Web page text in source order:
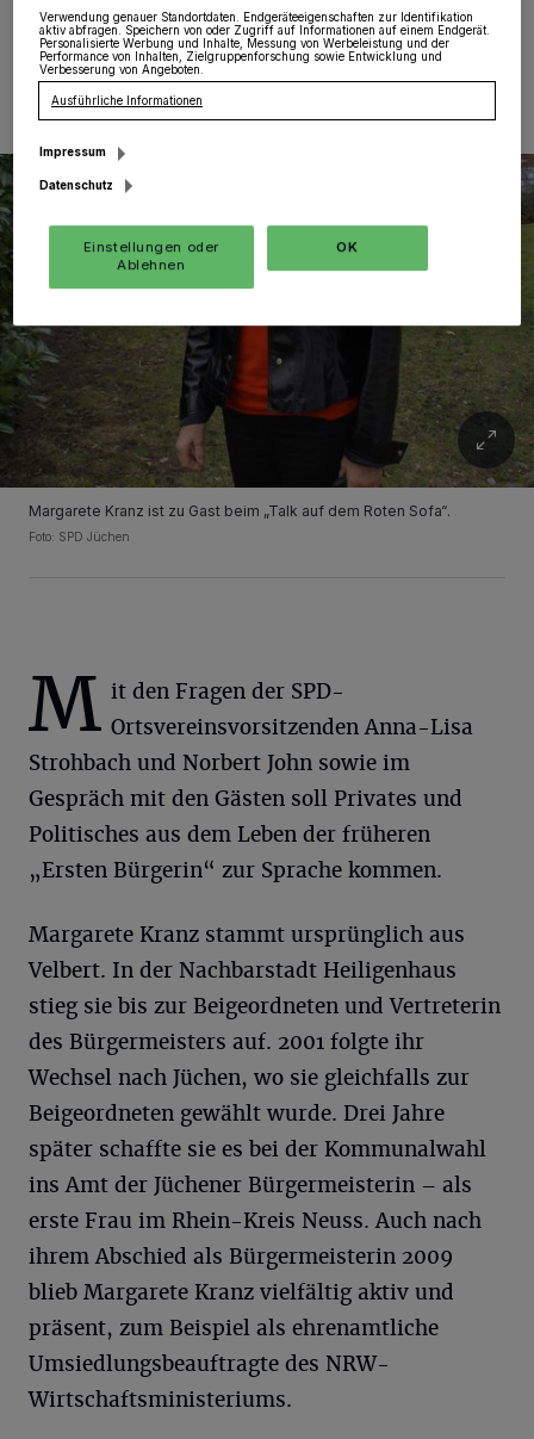
02.02.2024 , 08:00 Uhr Eine Minute Lesezeit
Margarete Kranz ist zu Gast beim „Talk auf dem Roten Sofa“.
Foto: SPD Jüchen
M it den Fragen der SPD-
Ortsvereinsvorsitzenden Anna-Lisa
Strohbach und Norbert John sowie im
Gespräch mit den Gästen soll Privates und
Politisches aus dem Leben der früheren
„Ersten Bürgerin“ zur Sprache kommen.
Margarete Kranz stammt ursprünglich aus
Velbert. In der Nachbarstadt Heiligenhaus
stieg sie bis zur Beigeordneten und Vertreterin
des Bürgermeisters auf. 2001 folgte ihr
Wechsel nach Jüchen, wo sie gleichfalls zur
Beigeordneten gewählt wurde. Drei Jahre
später schaffte sie es bei der Kommunalwahl
ins Amt der Jüchener Bürgermeisterin – als
erste Frau im Rhein-Kreis Neuss. Auch nach
ihrem Abschied als Bürgermeisterin 2009
blieb Margarete Kranz vielfältig aktiv und
präsent, zum Beispiel als ehrenamtliche
Umsiedlungsbeauftragte des NRW-
Wirtschaftsministeriums.
Verwendung genauer Standortdaten. Endgeräteeigenschaften zur Identifikation
aktiv abfragen. Speichern von oder Zugriff auf Informationen auf einem Endgerät.
Personalisierte Werbung und Inhalte, Messung von Werbeleistung und der
Performance von Inhalten, Zielgruppenforschung sowie Entwicklung und
Verbesserung von Angeboten.
Ausführliche Informationen
Impressum
Datenschutz
Einstellungen oder
Ablehnen
OK